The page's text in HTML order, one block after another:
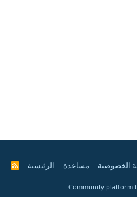
الخصوصية مساعدة الرئيسية
R
Community platform